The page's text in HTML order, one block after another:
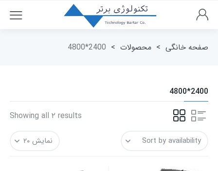
صفحه خانگی > محصولات >
2400*4800
2400*4800
Showing all ۲ results